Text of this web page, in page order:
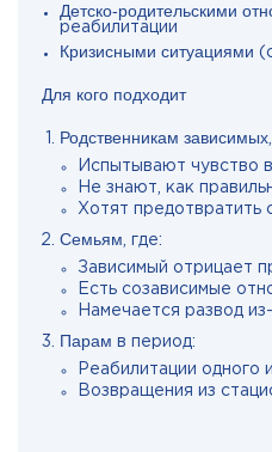
Детско-родительскими
реабилитации
Кризисными ситуациями
Для кого подходит
Родственникам зависимых
Испытывают чувство
Не знают, как
Хотят предотвратить
Семьям , где:
Зависимый отрицает
Есть созависимые
Намечается развод
Парам в период:
Реабилитации одного
Возвращения из